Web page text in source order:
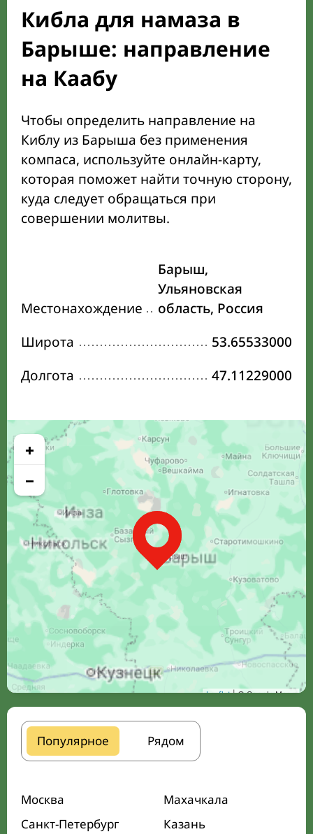
Кибла для намаза в
Барыше: направление
на Каабу
Чтобы определить направление на
Киблу из Барыша без применения
компаса, используйте онлайн-карту,
которая поможет найти точную сторону,
куда следует обращаться при
совершении молитвы.
Местонахождение
Барыш,
Ульяновская
область, Россия
Широта
53.65533000
Долгота
47.11229000
+
−
Leaflet| © Google Maps
Популярное Рядом
Москва
Махачкала
Санкт-Петербург
Казань